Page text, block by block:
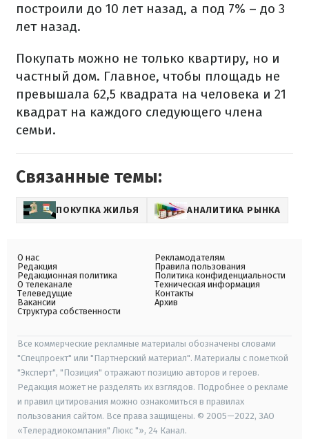
построили до 10 лет назад, а под 7% – до 3
лет назад.
Покупать можно не только квартиру, но и
частный дом. Главное, чтобы площадь не
превышала 62,5 квадрата на человека и 21
квадрат на каждого следующего члена
семьи.
Связанные темы:
ПОКУПКА ЖИЛЬЯ АНАЛИТИКА РЫНКА
О нас
Редакция
Редакционная политика
О телеканале
Телеведущие
Вакансии
Структура собственности
Рекламодателям
Правила пользования
Политика конфиденциальности
Техническая информация
Контакты
Архив
Все коммерческие рекламные материалы обозначены словами
"Спецпроект" или "Партнерский материал". Материалы с пометкой
"Эксперт", "Позиция" отражают позицию авторов и героев.
Редакция может не разделять их взглядов. Подробнее о рекламе
и правил цитирования можно ознакомиться в правилах
пользования сайтом. Все права защищены. © 2005—2022, ЗАО
«Телерадиокомпания" Люкс "», 24 Канал.